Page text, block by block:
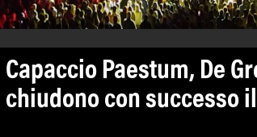
Capaccio Paestum, De
chiudono con successo